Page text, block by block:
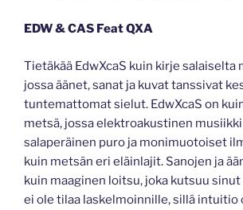
EDW & CAS Feat QXA
Tietäkää EdwXcaS kuin kirje salaiselta
jossa äänet, sanat ja kuvat tanssivat
tuntemattomat sielut. EdwXcaS on
metsä, jossa elektroakustinen
salaperäinen puro ja monimuotoiset
kuin metsän eri eläinlajit. Sanojen ja
kuin maaginen loitsu, joka kutsuu sinut
ei ole tilaa laskelmoinnille, sillä intuitio